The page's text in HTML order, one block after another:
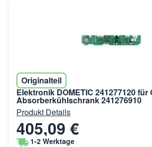
Originalteil
Elektronik DOMETIC 241277120 für
Absorberkühlschrank 241276910
Produkt Details
405,09 €
1-2 Werktage